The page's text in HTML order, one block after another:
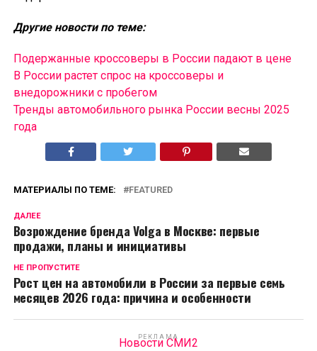
Другие новости по теме:
Подержанные кроссоверы в России падают в цене
В России растет спрос на кроссоверы и
внедорожники с пробегом
Тренды автомобильного рынка России весны 2025
года
МАТЕРИАЛЫ ПО ТЕМЕ: FEATURED
ДАЛЕЕ
Возрождение бренда Volga в Москве: первые
продажи, планы и инициативы
НЕ ПРОПУСТИТЕ
Рост цен на автомобили в России за первые семь
месяцев 2026 года: причина и особенности
РЕКЛАМА
Новости СМИ2